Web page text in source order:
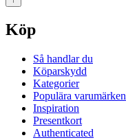
Köp
Så handlar du
Köparskydd
Kategorier
Populära varumärken
Inspiration
Presentkort
Authenticated